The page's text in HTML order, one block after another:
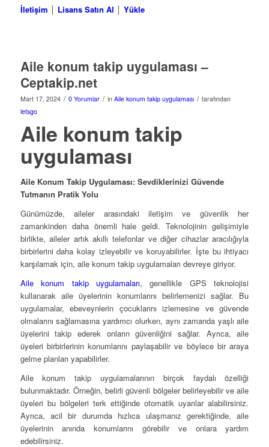
İletişim │ Lisans Satın Al │ Yükle
Aile konum takip uygulaması –
Ceptakip.net
Mart 17, 2024 / 0 Yorumlar / in Aile konum takip uygulaması / tarafından
letsgo
Aile konum takip
uygulaması
Aile Konum Takip Uygulaması: Sevdiklerinizi Güvende
Tutmanın Pratik Yolu
Günümüzde, aileler arasındaki iletişim ve güvenlik her
zamankinden daha önemli hale geldi. Teknolojinin gelişimiyle
birlikte, aileler artık akıllı telefonlar ve diğer cihazlar aracılığıyla
birbirlerini daha kolay izleyebilir ve koruyabilirler. İşte bu ihtiyacı
karşılamak için, aile konum takip uygulamaları devreye giriyor.
Aile konum takip uygulamaları, genellikle GPS teknolojisi
kullanarak aile üyelerinin konumlarını belirlemenizi sağlar. Bu
uygulamalar, ebeveynlerin çocuklarını izlemesine ve güvende
olmalarını sağlamasına yardımcı olurken, aynı zamanda yaşlı aile
üyelerini takip ederek onların güvenliğini sağlar. Ayrıca, aile
üyeleri birbirlerinin konumlarını paylaşabilir ve böylece bir araya
gelme planları yapabilirler.
Aile konum takip uygulamalarının birçok faydalı özelliği
bulunmaktadır. Örneğin, belirli güvenli bölgeler belirleyebilir ve aile
üyeleri bu bölgeleri terk ettiğinde otomatik uyarılar alabilirsiniz.
Ayrıca, acil bir durumda hızlıca ulaşmanız gerektiğinde, aile
üyelerinin anında konumlarını görebilir ve onlara yardım
edebilirsiniz.